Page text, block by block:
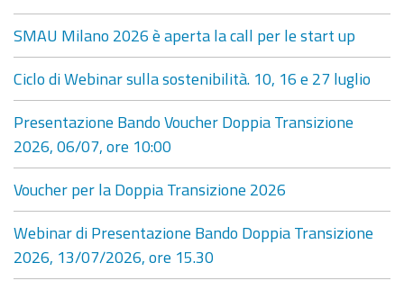
SMAU Milano 2026 è aperta la call per le start up
Ciclo di Webinar sulla sostenibilità. 10, 16 e 27 luglio
Presentazione Bando Voucher Doppia Transizione
2026, 06/07, ore 10:00
Voucher per la Doppia Transizione 2026
Webinar di Presentazione Bando Doppia Transizione
2026, 13/07/2026, ore 15.30